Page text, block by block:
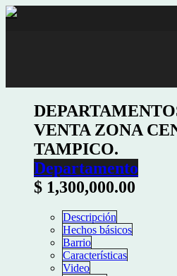
VENTA ZONA
TAMPICO.
Departamento
$ 1,300,000.00
Descripción
Hechos básicos
Barrio
Características
Video